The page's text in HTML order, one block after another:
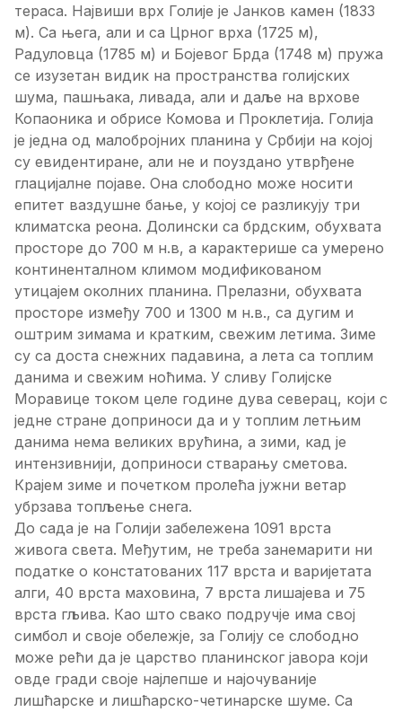
тераса. Највиши врх Голије је Јанков камен (1833
м). Са њега, али и са Црног врха (1725 м),
Радуловца (1785 м) и Бојевог Брда (1748 м) пружа
се изузетан видик на пространства голијских
шума, пашњака, ливада, али и даље на врхове
Копаоника и обрисе Комова и Проклетија. Голија
је једна од малобројних планина у Србији на којој
су евидентиране, али не и поуздано утврђене
глацијалне појаве. Она слободно може носити
епитет ваздушне бање, у којој се разликују три
климатска реона. Долински са брдским, обухвата
просторе до 700 м н.в, а карактерише са умерено
континенталном климом модификованом
утицајем околних планина. Прелазни, обухвата
просторе између 700 и 1300 м н.в., са дугим и
оштрим зимама и кратким, свежим летима. Зиме
су са доста снежних падавина, а лета са топлим
данима и свежим ноћима. У сливу Голијске
Моравице током целе године дува северац, који с
једне стране доприноси да и у топлим летњим
данима нема великих врућина, а зими, кад је
интензивнији, доприноси стварању сметова.
Крајем зиме и почетком пролећа јужни ветар
убрзава топљење снега.
До сада је на Голији забележена 1091 врста
живога света. Међутим, не треба занемарити ни
податке о констатованих 117 врста и варијетата
алги, 40 врста маховина, 7 врста лишајева и 75
врста гљива. Као што свако подручје има свој
симбол и своје обележје, за Голију се слободно
може рећи да је царство планинског јавора који
овде гради своје најлепше и најочуваније
лишћарске и лишћарско-четинарске шуме. Са